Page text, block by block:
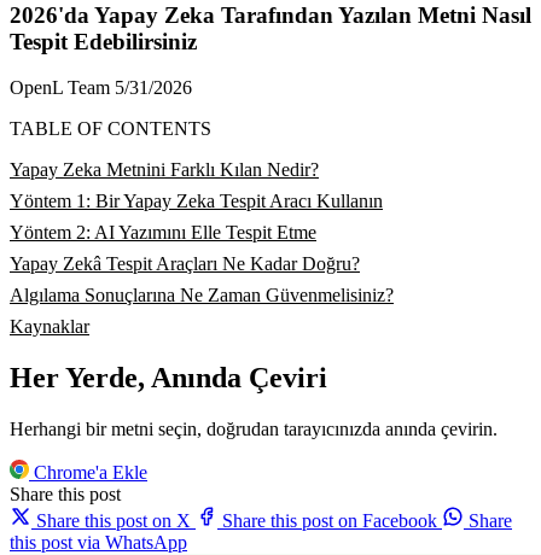
2026'da Yapay Zeka Tarafından Yazılan Metni Nasıl
Tespit Edebilirsiniz
OpenL Team 5/31/2026
TABLE OF CONTENTS
Yapay Zeka Metnini Farklı Kılan Nedir?
Yöntem 1: Bir Yapay Zeka Tespit Aracı Kullanın
Yöntem 2: AI Yazımını Elle Tespit Etme
Yapay Zekâ Tespit Araçları Ne Kadar Doğru?
Algılama Sonuçlarına Ne Zaman Güvenmelisiniz?
Kaynaklar
Her Yerde, Anında Çeviri
Herhangi bir metni seçin, doğrudan tarayıcınızda anında çevirin.
Chrome'a Ekle
Share this post
Share this post on X
Share this post on Facebook
Share
this post via WhatsApp